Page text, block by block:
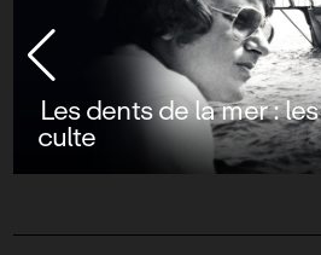
Les dents de la mer :
culte